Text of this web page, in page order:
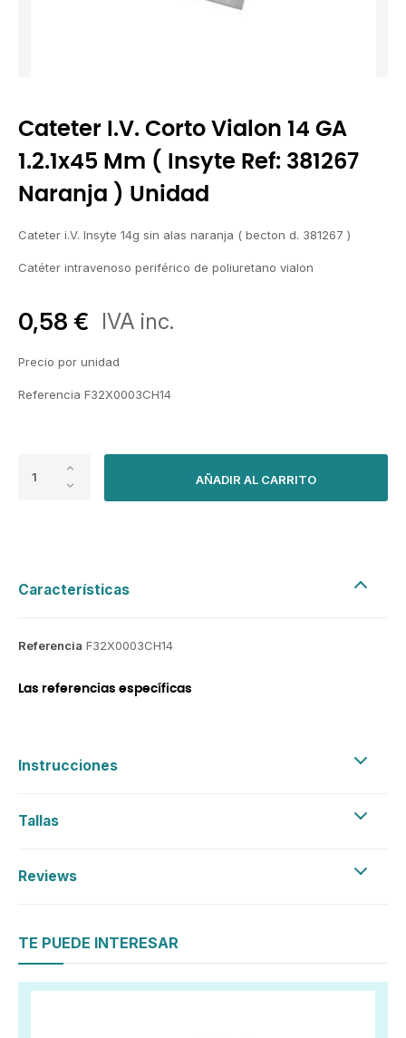
Cateter I.V. Corto Vialon 14 GA
1.2.1x45 Mm ( Insyte Ref: 381267
Naranja ) Unidad
Cateter i.V. Insyte 14g sin alas naranja ( becton d. 381267 )
Catéter intravenoso periférico de poliuretano vialon
0,58 € IVA inc.
Precio por unidad
Referencia F32X0003CH14
AÑADIR AL CARRITO
Características
Referencia F32X0003CH14
Las referencias específicas
Instrucciones
Tallas
Reviews
TE PUEDE INTERESAR